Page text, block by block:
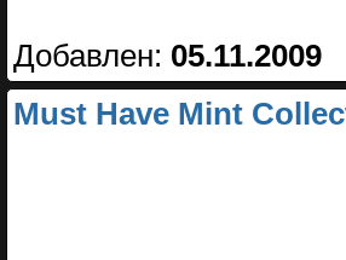
Добавлен: 05.11.2009
Must Have Mint